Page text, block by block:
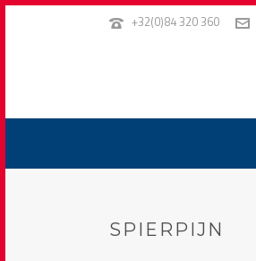
+32(0)84 320 360
SPIERPIJN